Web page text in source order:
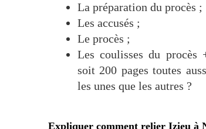
La préparation du procès ;
Les accusés ;
Le procès ;
Les coulisses du procès
soit 200 pages toutes
les unes que les autres ?
Expliquer comment relier Izieu à